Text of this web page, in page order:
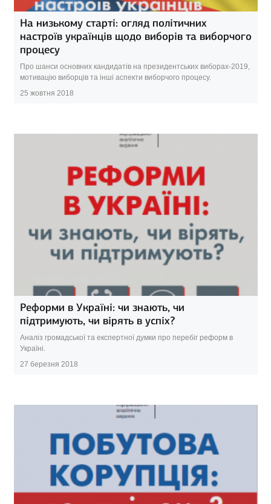
На низькому старті: огляд політичних
настроїв українців щодо виборів та виборчого
процесу
Про шанси основних кандидатів на президентських виборах-2019,
мотивацію виборців та інші аспекти виборчого процесу.
25 жовтня 2018
Реформи в Україні: чи знають, чи
підтримують, чи вірять в успіх?
Аналіз громадської та експертної думки про перебіг реформ в
Україні.
27 березня 2018